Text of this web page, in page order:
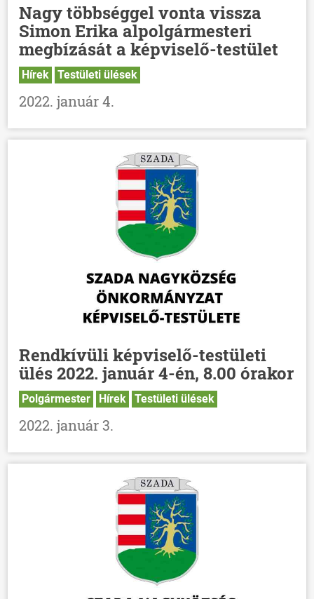
Nagy többséggel vonta vissza
Simon Erika alpolgármesteri
megbízását a képviselő-testület
Hírek Testületi ülések
2022. január 4.
Rendkívüli képviselő-testületi
ülés 2022. január 4-én, 8.00 órakor
Polgármester Hírek Testületi ülések
2022. január 3.